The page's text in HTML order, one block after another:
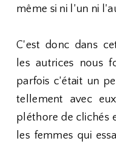
même si ni l'un ni
C'est donc dans
les autrices nous
parfois c'était un
tellement avec
pléthore de clichés
les femmes qui